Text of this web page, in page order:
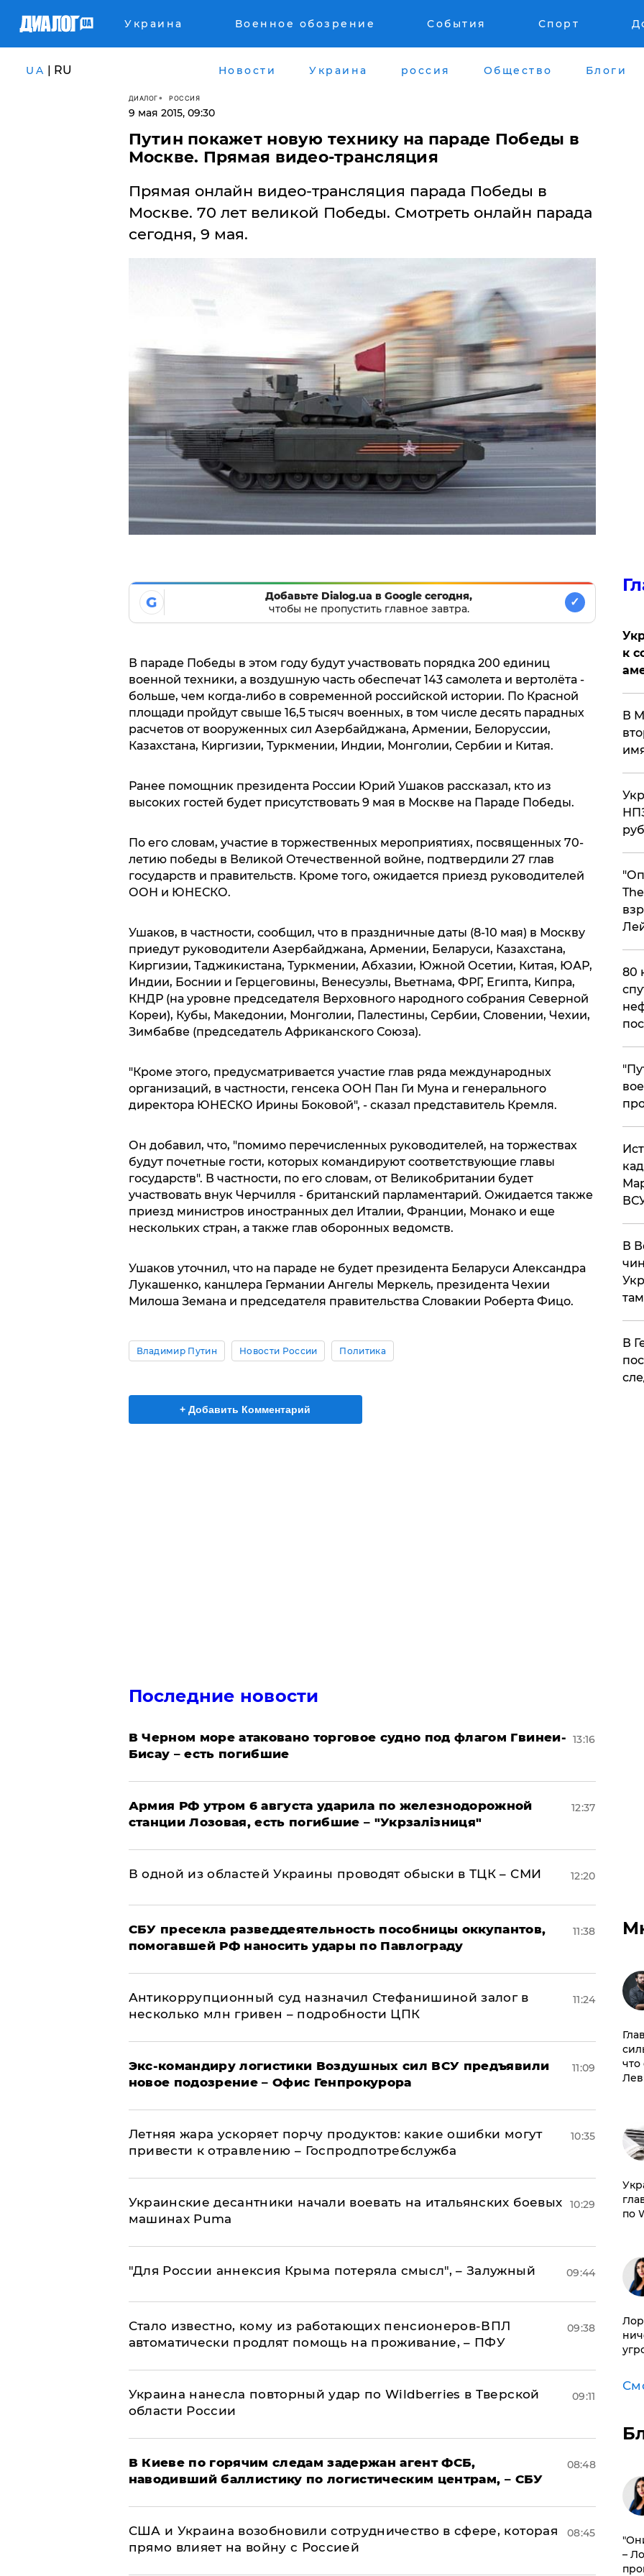
Украина Военное обозрение События Спорт
UA | RU Новости Украина россия Общество Блоги
ДИАЛОГ РОССИЯ
9 мая 2015, 09:30
Путин покажет новую технику на параде Победы в
Москве. Прямая видео-трансляция
Прямая онлайн видео-трансляция парада Победы в
Москве. 70 лет великой Победы. Смотреть онлайн парада
сегодня, 9 мая.
G
Добавьте Dialog.ua в Google сегодня,
чтобы не пропустить главное завтра.
✓
В параде Победы в этом году будут участвовать порядка 200 единиц
военной техники, а воздушную часть обеспечат 143 самолета и вертолёта -
больше, чем когда-либо в современной российской истории. По Красной
площади пройдут свыше 16,5 тысяч военных, в том числе десять парадных
расчетов от вооруженных сил Азербайджана, Армении, Белоруссии,
Казахстана, Киргизии, Туркмении, Индии, Монголии, Сербии и Китая.
Ранее помощник президента России Юрий Ушаков рассказал, кто из
высоких гостей будет присутствовать 9 мая в Москве на Параде Победы.
По его словам, участие в торжественных мероприятиях, посвященных 70-
летию победы в Великой Отечественной войне, подтвердили 27 глав
государств и правительств. Кроме того, ожидается приезд руководителей
ООН и ЮНЕСКО.
Ушаков, в частности, сообщил, что в праздничные даты (8-10 мая) в Москву
приедут руководители Азербайджана, Армении, Беларуси, Казахстана,
Киргизии, Таджикистана, Туркмении, Абхазии, Южной Осетии, Китая, ЮАР,
Индии, Боснии и Герцеговины, Венесуэлы, Вьетнама, ФРГ, Египта, Кипра,
КНДР (на уровне председателя Верховного народного собрания Северной
Кореи), Кубы, Македонии, Монголии, Палестины, Сербии, Словении, Чехии,
Зимбабве (председатель Африканского Союза).
"Кроме этого, предусматривается участие глав ряда международных
организаций, в частности, генсека ООН Пан Ги Муна и генерального
директора ЮНЕСКО Ирины Боковой", - сказал представитель Кремля.
Он добавил, что, "помимо перечисленных руководителей, на торжествах
будут почетные гости, которых командируют соответствующие главы
государств". В частности, по его словам, от Великобритании будет
участвовать внук Черчилля - британский парламентарий. Ожидается также
приезд министров иностранных дел Италии, Франции, Монако и еще
нескольких стран, а также глав оборонных ведомств.
Ушаков уточнил, что на параде не будет президента Беларуси Александра
Лукашенко, канцлера Германии Ангелы Меркель, президента Чехии
Милоша Земана и председателя правительства Словакии Роберта Фицо.
Владимир Путин Новости России Политика
+ Добавить Комментарий
Последние новости
В Черном море атаковано торговое судно под флагом Гвинеи-
Бисау – есть погибшие
13:16
Армия РФ утром 6 августа ударила по железнодорожной
станции Лозовая, есть погибшие – "Укрзалізниця"
12:37
В одной из областей Украины проводят обыски в ТЦК – СМИ 12:20
СБУ пресекла разведдеятельность пособницы оккупантов,
помогавшей РФ наносить удары по Павлограду
11:38
Антикоррупционный суд назначил Стефанишиной залог в
несколько млн гривен – подробности ЦПК
11:24
Экс-командиру логистики Воздушных сил ВСУ предъявили
новое подозрение – Офис Генпрокурора
11:09
Летняя жара ускоряет порчу продуктов: какие ошибки могут
привести к отравлению – Госпродпотребслужба
10:35
Украинские десантники начали воевать на итальянских боевых
машинах Puma
10:29
"Для России аннексия Крыма потеряла смысл", – Залужный 09:44
Стало известно, кому из работающих пенсионеров-ВПЛ
автоматически продлят помощь на проживание, – ПФУ
09:38
Украина нанесла повторный удар по Wildberries в Тверской
области России
09:11
В Киеве по горячим следам задержан агент ФСБ,
наводивший баллистику по логистическим центрам, – СБУ
08:48
США и Украина возобновили сотрудничество в сфере, которая
прямо влияет на войну с Россией
08:45
к
В
80
В
​В
что
по
–